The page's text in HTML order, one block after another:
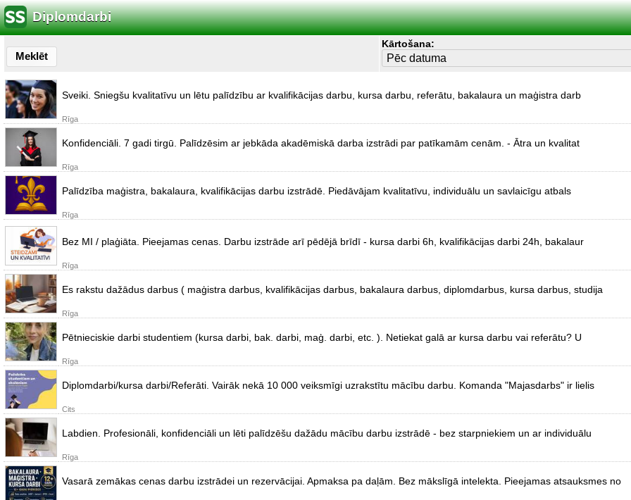
Diplomdarbi
Meklēt
Kārtošana:
Sveiki. Sniegšu kvalitatīvu un lētu palīdzību ar kvalifikācijas darbu, kursa darbu, referātu, bakalaura un maģistra darb
Rīga
Konfidenciāli. 7 gadi tirgū. Palīdzēsim ar jebkāda akadēmiskā darba izstrādi par patīkamām cenām. - Ātra un kvalitat
Rīga
Palīdzība maģistra, bakalaura, kvalifikācijas darbu izstrādē. Piedāvājam kvalitatīvu, individuālu un savlaicīgu atbals
Rīga
Bez MI / plaģiāta. Pieejamas cenas. Darbu izstrāde arī pēdējā brīdī - kursa darbi 6h, kvalifikācijas darbi 24h, bakalaur
Rīga
Es rakstu dažādus darbus ( maģistra darbus, kvalifikācijas darbus, bakalaura darbus, diplomdarbus, kursa darbus, studija
Rīga
Pētnieciskie darbi studentiem (kursa darbi, bak. darbi, maģ. darbi, etc. ). Netiekat galā ar kursa darbu vai referātu? U
Rīga
Diplomdarbi/kursa darbi/Referāti. Vairāk nekā 10 000 veiksmīgi uzrakstītu mācību darbu. Komanda "Majasdarbs" ir lielis
Cits
Labdien. Profesionāli, konfidenciāli un lēti palīdzēšu dažādu mācību darbu izstrādē - bez starpniekiem un ar individuālu
Rīga
Vasarā zemākas cenas darbu izstrādei un rezervācijai. Apmaksa pa daļām. Bez mākslīgā intelekta. Pieejamas atsauksmes no